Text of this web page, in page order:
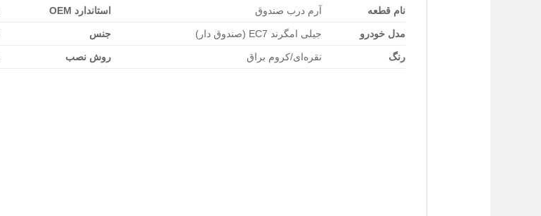
نام قطعه آرم درب صندوق استاندارد OEM
مدل خودرو جیلی امگرند EC7 (صندوق دار) جنس
رنگ نقره‌ای/کروم براق روش نصب